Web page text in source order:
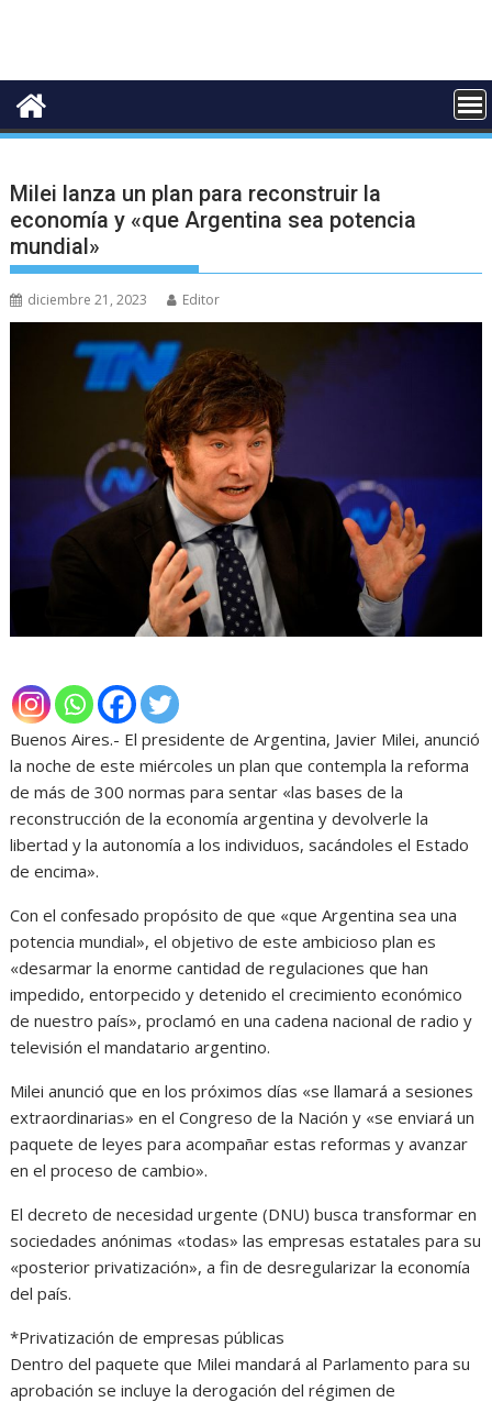
Milei lanza un plan para reconstruir la
economía y «que Argentina sea potencia
mundial»
diciembre 21, 2023 Editor
Buenos Aires.- El presidente de Argentina, Javier Milei, anunció
la noche de este miércoles un plan que contempla la reforma
de más de 300 normas para sentar «las bases de la
reconstrucción de la economía argentina y devolverle la
libertad y la autonomía a los individuos, sacándoles el Estado
de encima».
Con el confesado propósito de que «que Argentina sea una
potencia mundial», el objetivo de este ambicioso plan es
«desarmar la enorme cantidad de regulaciones que han
impedido, entorpecido y detenido el crecimiento económico
de nuestro país», proclamó en una cadena nacional de radio y
televisión el mandatario argentino.
Milei anunció que en los próximos días «se llamará a sesiones
extraordinarias» en el Congreso de la Nación y «se enviará un
paquete de leyes para acompañar estas reformas y avanzar
en el proceso de cambio».
El decreto de necesidad urgente (DNU) busca transformar en
sociedades anónimas «todas» las empresas estatales para su
«posterior privatización», a fin de desregularizar la economía
del país.
*Privatización de empresas públicas
Dentro del paquete que Milei mandará al Parlamento para su
aprobación se incluye la derogación del régimen de